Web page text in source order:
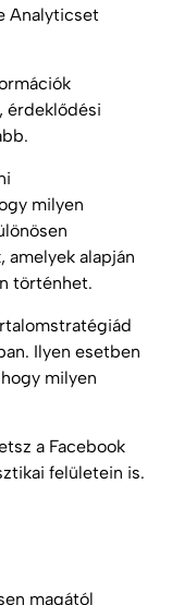
Analyticset
érdeklődési
milyen
amelyek alapján
történhet.
Ilyen esetben
milyen
a Facebook
felületein is.
magától